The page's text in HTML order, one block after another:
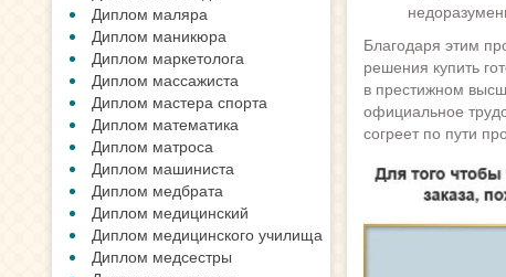
Диплом маляра
Диплом маникюра
Диплом маркетолога
Диплом массажиста
Диплом мастера спорта
Диплом математика
Диплом матроса
Диплом машиниста
Диплом медбрата
Диплом медицинский
Диплом медицинского училища
Диплом медсестры
Благодаря этим
решения купить
в престижном
официальное
согреет по пути